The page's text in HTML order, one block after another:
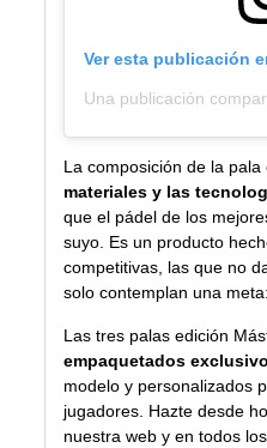
Ver esta publicación
La composición de la pala
materiales y las
que el pádel de los
suyo. Es un producto
competitivas, las que no
solo contemplan una
Las tres palas edición
empaquetados
modelo y personalizados
jugadores. Hazte desde
nuestra web y en todos